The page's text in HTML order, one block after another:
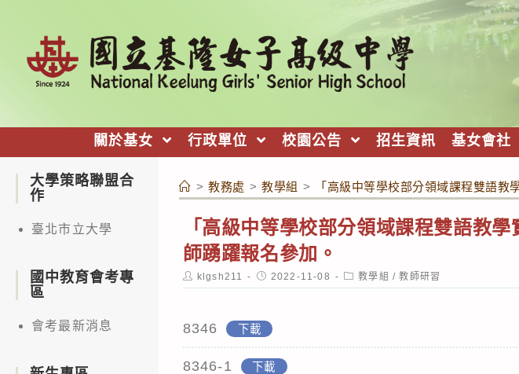
關於基女 行政單位 校園公告 招生資訊 基女會社
> 教務處 > 教學組 > 「高級中等學校部分領域課程雙語
「高級中等學校部分領域課程雙語教
師踴躍報名參加。
Post
author:
klgsh211
Post
published:
2022-11-08
Post
category:
教學組 / 教師研習
8346 下載
8346-1 下載
大學策略聯盟合
作
臺北市立大學
國中教育會考專
區
會考最新消息